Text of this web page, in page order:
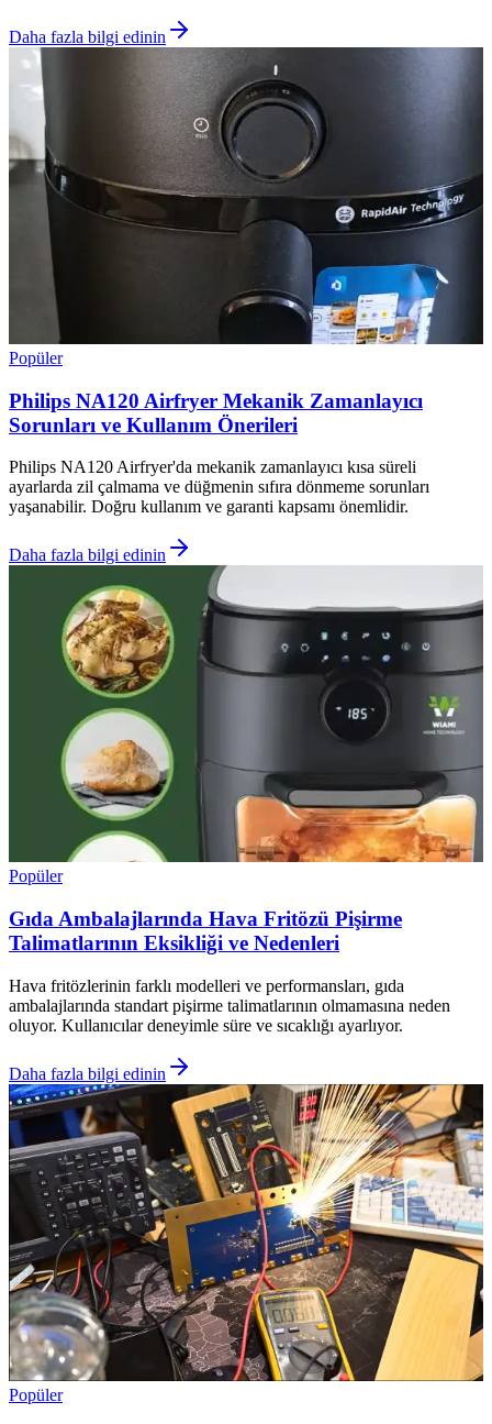
Daha fazla bilgi edinin
Popüler
Philips NA120 Airfryer Mekanik Zamanlayıcı
Sorunları ve Kullanım Önerileri
Philips NA120 Airfryer'da mekanik zamanlayıcı kısa süreli
ayarlarda zil çalmama ve düğmenin sıfıra dönmeme sorunları
yaşanabilir. Doğru kullanım ve garanti kapsamı önemlidir.
Daha fazla bilgi edinin
Popüler
Gıda Ambalajlarında Hava Fritözü Pişirme
Talimatlarının Eksikliği ve Nedenleri
Hava fritözlerinin farklı modelleri ve performansları, gıda
ambalajlarında standart pişirme talimatlarının olmamasına neden
oluyor. Kullanıcılar deneyimle süre ve sıcaklığı ayarlıyor.
Daha fazla bilgi edinin
Popüler